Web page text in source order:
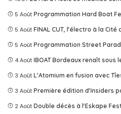
5 Août Programmation Hard Boat
5 Août FINAL CUT, l'électro à la Cité
5 Août Programmation Street
4 Août IBOAT Bordeaux renaît sous
3 Août L’Atomium en fusion avec
3 Août Première édition d'Insiders
2 Août Double décès à l'Eskape